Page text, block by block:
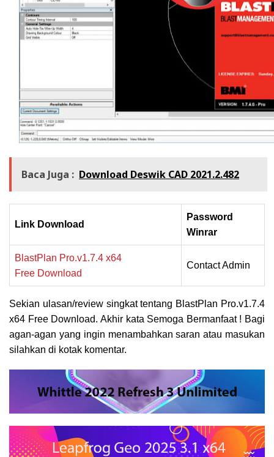
Baca Juga : Download Deswik CAD 2021.2.482
Link Download
Password
Winrar
BlastPlan Pro.v1.7.4 x64
Free Download
Contact Admin
Sekian ulasan/review singkat tentang BlastPlan Pro.v1.7.4
x64 Free Download. Akhir kata Semoga Bermanfaat ! Bagi
agan-agan yang ingin menambahkan saran atau masukan
silahkan di kotak komentar.